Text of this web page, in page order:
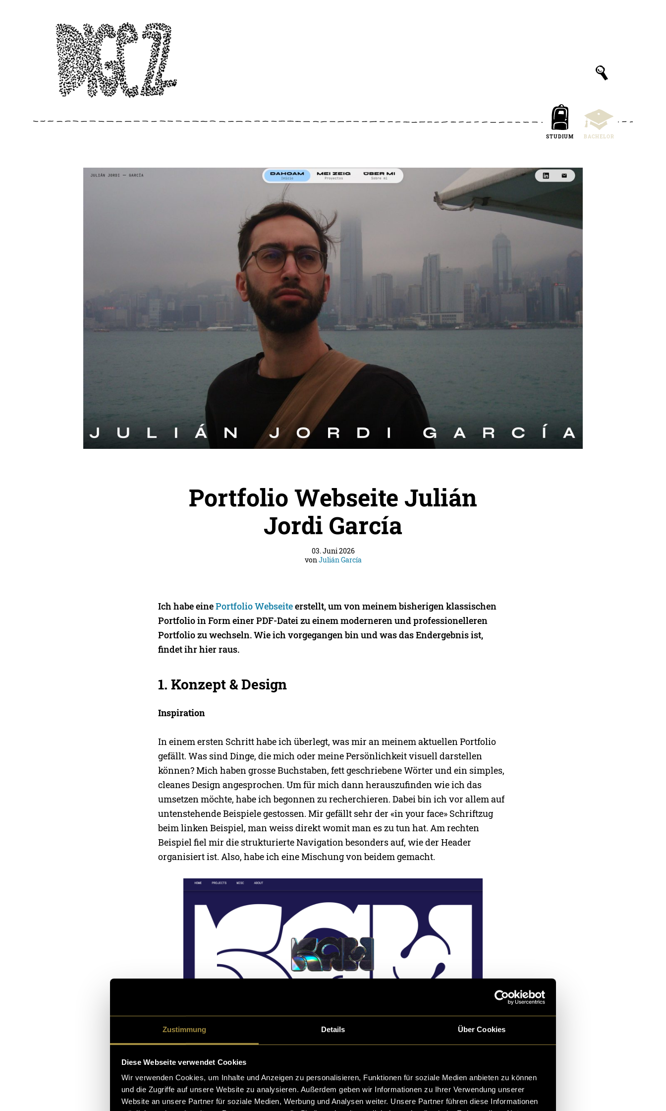
Zustimmung Details Über Cookies
Diese Webseite verwendet Cookies
Wir verwenden Cookies, um Inhalte und Anzeigen zu personalisieren, Funktionen für soziale Medien anbieten zu können
und die Zugriffe auf unsere Website zu analysieren. Außerdem geben wir Informationen zu Ihrer Verwendung unserer
Website an unsere Partner für soziale Medien, Werbung und Analysen weiter. Unsere Partner führen diese Informationen
STUDIUM BACHELOR
Portfolio Webseite Julián
Jordi García
03. Juni 2026
vonJulián García
Ich habe einePortfolio Webseiteerstellt, um von meinem bisherigen klassischen
Portfolio in Form einer PDF-Datei zu einem moderneren und professionelleren
Portfolio zu wechseln. Wie ich vorgegangen bin und was das Endergebnis ist,
findet ihr hier raus.
1. Konzept & Design
Inspiration
In einem ersten Schritt habe ich überlegt, was mir an meinem aktuellen Portfolio
gefällt. Was sind Dinge, die mich oder meine Persönlichkeit visuell darstellen
können? Mich haben grosse Buchstaben, fett geschriebene Wörter und ein simples,
cleanes Design angesprochen. Um für mich dann herauszufinden wie ich das
umsetzen möchte, habe ich begonnen zu recherchieren. Dabei bin ich vor allem auf
untenstehende Beispiele gestossen. Mir gefällt sehr der «in your face» Schriftzug
beim linken Beispiel, man weiss direkt womit man es zu tun hat. Am rechten
Beispiel fiel mir die strukturierte Navigation besonders auf, wie der Header
organisiert ist. Also, habe ich eine Mischung von beidem gemacht.
https://www.karliskah.com